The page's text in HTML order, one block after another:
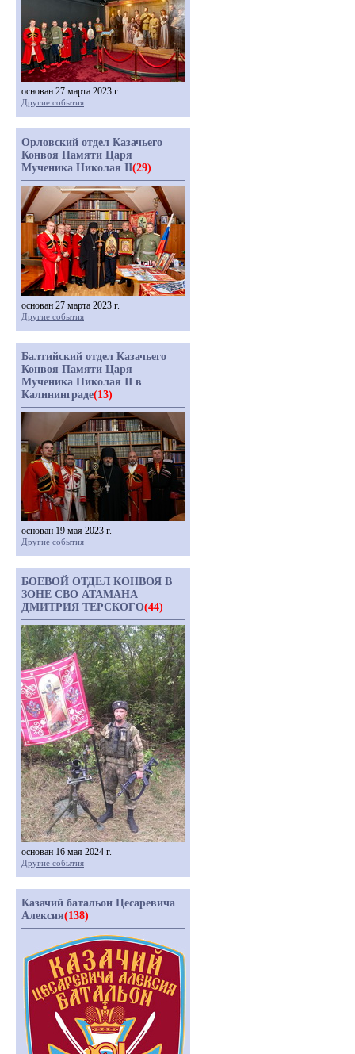
основан 27 марта 2023 г.
Другие события
Орловский отдел Казачьего
Конвоя Памяти Царя
Мученика Николая II(29)
основан 27 марта 2023 г.
Другие события
Балтийский отдел Казачьего
Конвоя Памяти Царя
Мученика Николая II в
Калининграде(13)
основан 19 мая 2023 г.
Другие события
БОЕВОЙ ОТДЕЛ КОНВОЯ В
ЗОНЕ СВО АТАМАНА
ДМИТРИЯ ТЕРСКОГО(44)
основан 16 мая 2024 г.
Другие события
Казачий батальон Цесаревича
Алексия(138)